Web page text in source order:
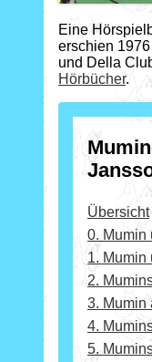
Eine
erschien
und Della
Hörbücher.
Übersicht
0. Mumin
1. Mumin
2.
3. Mumin
4.
5.